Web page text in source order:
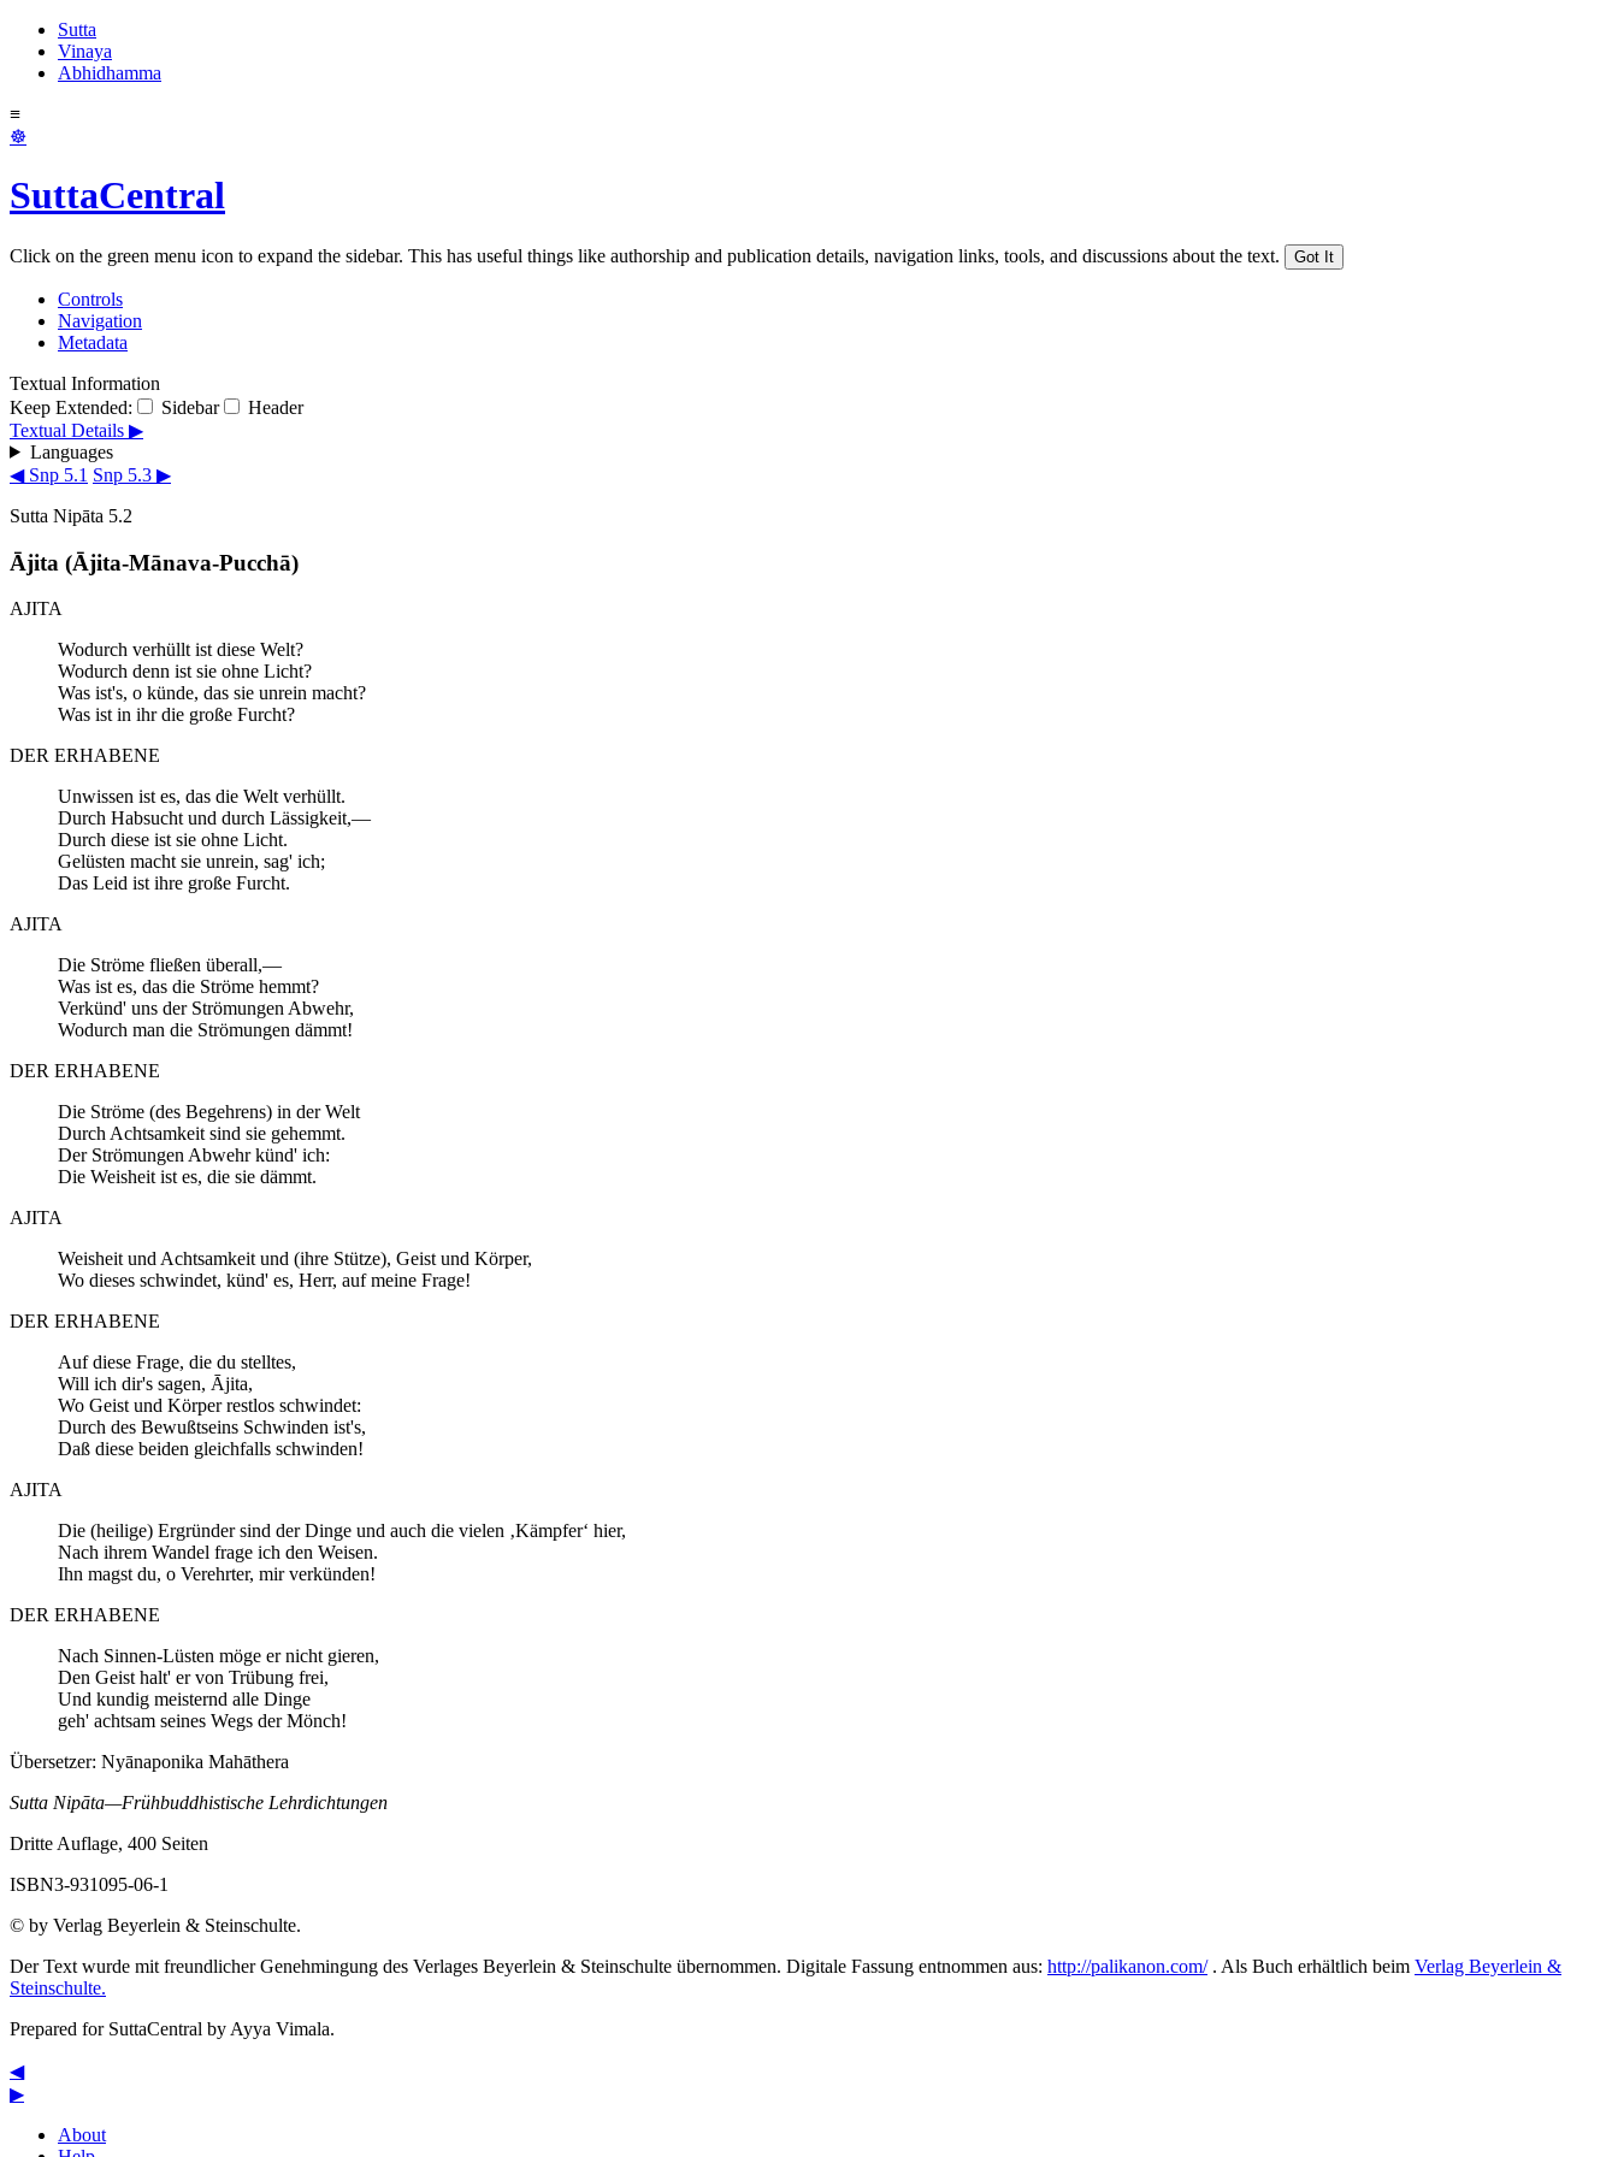
Sutta
Vinaya
Abhidhamma
≡
☸
SuttaCentral
Click on the green menu icon to expand the sidebar. This has useful things like authorship and publication details, navigation links, tools, and discussions about the text. Got It
Controls
Navigation
Metadata
Textual Information
Keep Extended:
Sidebar
Header
Textual Details ▶
Languages
◀ Snp 5.1 Snp 5.3 ▶
Sutta Nipāta 5.2
Ājita (Ājita-Mānava-Pucchā)
AJITA
Wodurch verhüllt ist diese Welt?
Wodurch denn ist sie ohne Licht?
Was ist's, o künde, das sie unrein macht?
Was ist in ihr die große Furcht?
DER ERHABENE
Unwissen ist es, das die Welt verhüllt.
Durch Habsucht und durch Lässigkeit,—
Durch diese ist sie ohne Licht.
Gelüsten macht sie unrein, sag' ich;
Das Leid ist ihre große Furcht.
AJITA
Die Ströme fließen überall,—
Was ist es, das die Ströme hemmt?
Verkünd' uns der Strömungen Abwehr,
Wodurch man die Strömungen dämmt!
DER ERHABENE
Die Ströme (des Begehrens) in der Welt
Durch Achtsamkeit sind sie gehemmt.
Der Strömungen Abwehr künd' ich:
Die Weisheit ist es, die sie dämmt.
AJITA
Weisheit und Achtsamkeit und (ihre Stütze), Geist und Körper,
Wo dieses schwindet, künd' es, Herr, auf meine Frage!
DER ERHABENE
Auf diese Frage, die du stelltes,
Will ich dir's sagen, Ājita,
Wo Geist und Körper restlos schwindet:
Durch des Bewußtseins Schwinden ist's,
Daß diese beiden gleichfalls schwinden!
AJITA
Die (heilige) Ergründer sind der Dinge und auch die vielen ‚Kämpfer‘ hier,
Nach ihrem Wandel frage ich den Weisen.
Ihn magst du, o Verehrter, mir verkünden!
DER ERHABENE
Nach Sinnen-Lüsten möge er nicht gieren,
Den Geist halt' er von Trübung frei,
Und kundig meisternd alle Dinge
geh' achtsam seines Wegs der Mönch!
Übersetzer: Nyānaponika Mahāthera
Sutta Nipāta—Frühbuddhistische Lehrdichtungen
Dritte Auflage, 400 Seiten
ISBN3-931095-06-1
© by Verlag Beyerlein & Steinschulte.
Der Text wurde mit freundlicher Genehmingung des Verlages Beyerlein & Steinschulte übernommen. Digitale Fassung entnommen aus: http://palikanon.com/. Als Buch erhältlich beim Verlag Beyerlein &
Steinschulte.
Prepared for SuttaCentral by Ayya Vimala.
◀
▶
About